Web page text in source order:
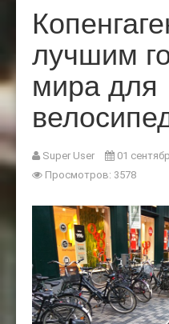
лучшим
мира для
Super User
01
Просмотров: 3578